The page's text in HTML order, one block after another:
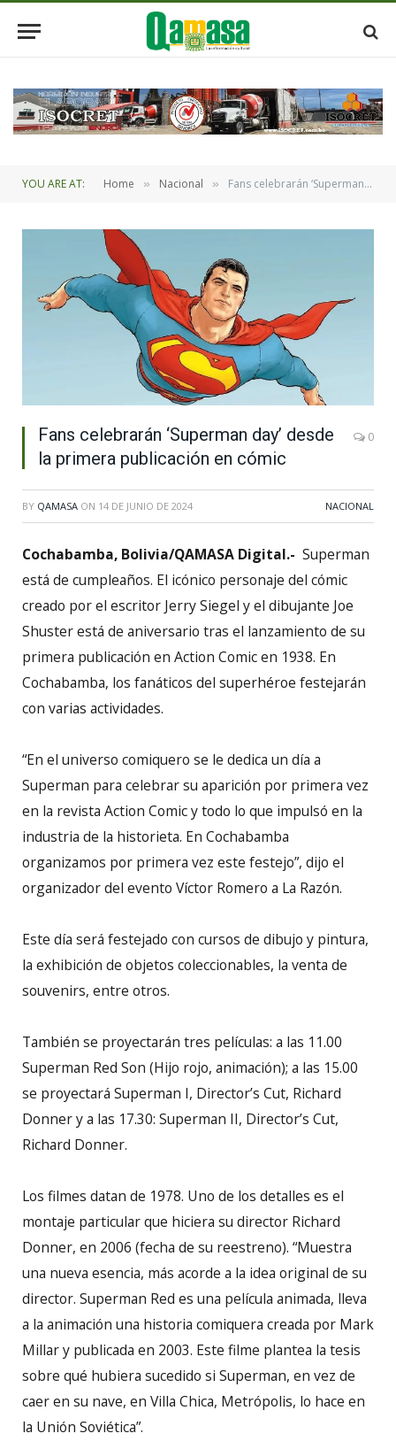
YOU ARE AT: Home » Nacional » Fans celebrarán ‘Superman day’ desde la primera publicación en cómic
Fans celebrarán ‘Superman day’ desde
la primera publicación en cómic
0
BY QAMASA ON 14 DE JUNIO DE 2024 NACIONAL
Cochabamba, Bolivia/QAMASA Digital.- Superman
está de cumpleaños. El icónico personaje del cómic
creado por el escritor Jerry Siegel y el dibujante Joe
Shuster está de aniversario tras el lanzamiento de su
primera publicación en Action Comic en 1938. En
Cochabamba, los fanáticos del superhéroe festejarán
con varias actividades.
“En el universo comiquero se le dedica un día a
Superman para celebrar su aparición por primera vez
en la revista Action Comic y todo lo que impulsó en la
industria de la historieta. En Cochabamba
organizamos por primera vez este festejo”, dijo el
organizador del evento Víctor Romero a La Razón.
Este día será festejado con cursos de dibujo y pintura,
la exhibición de objetos coleccionables, la venta de
souvenirs, entre otros.
También se proyectarán tres películas: a las 11.00
Superman Red Son (Hijo rojo, animación); a las 15.00
se proyectará Superman I, Director’s Cut, Richard
Donner y a las 17.30: Superman II, Director’s Cut,
Richard Donner.
Los filmes datan de 1978. Uno de los detalles es el
montaje particular que hiciera su director Richard
Donner, en 2006 (fecha de su reestreno). “Muestra
una nueva esencia, más acorde a la idea original de su
director. Superman Red es una película animada, lleva
a la animación una historia comiquera creada por Mark
Millar y publicada en 2003. Este filme plantea la tesis
sobre qué hubiera sucedido si Superman, en vez de
caer en su nave, en Villa Chica, Metrópolis, lo hace en
la Unión Soviética”.